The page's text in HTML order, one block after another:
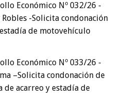
Económico Nº 032/26 -
Robles -Solicita condonación
de motovehículo
Económico Nº 033/26 -
–Solicita condonación de
acarreo y estadía de